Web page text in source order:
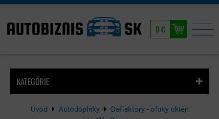
0 €
KATEGÓRIE
Úvod Autodoplnky
Deflektory - ofuky okien